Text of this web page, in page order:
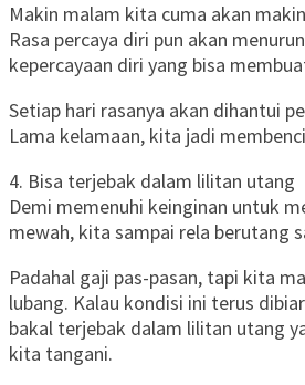
Makin malam kita cuma akan
Rasa percaya diri pun akan
kepercayaan diri yang bisa
Setiap hari rasanya akan dihantui
Lama kelamaan, kita jadi
4. Bisa terjebak dalam lilitan utang
Demi memenuhi keinginan untuk
mewah, kita sampai rela berutang
Padahal gaji pas-pasan, tapi kita
lubang. Kalau kondisi ini terus
bakal terjebak dalam lilitan utang
kita tangani.